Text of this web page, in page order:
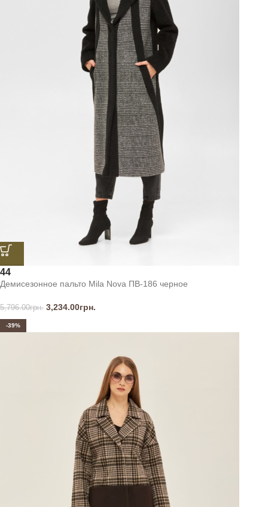
44
Демисезонное пальто Mila Nova ПВ-186 черное
5,796.00грн. 3,234.00грн.
-39%